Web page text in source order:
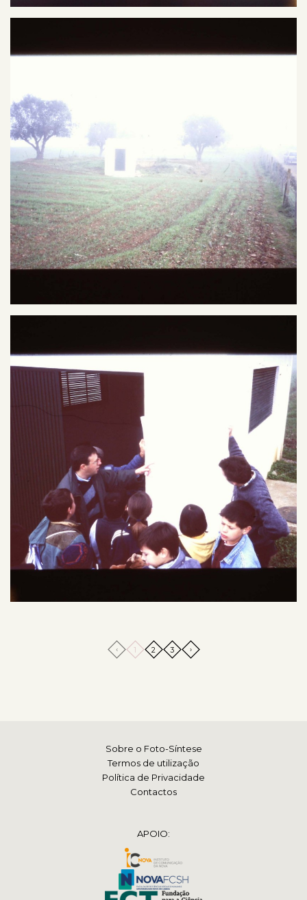
‹ 1 2 3 ›
Sobre o Foto-Síntese
Termos de utilização
Política de Privacidade
Contactos
APOIO: